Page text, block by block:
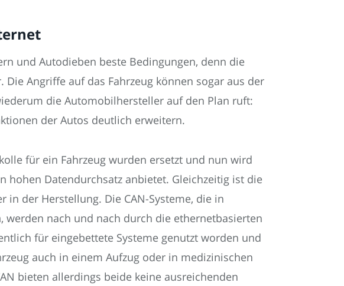
und Autodieben beste Bedingungen, denn die
Angriffe auf das Fahrzeug können sogar aus der
die Automobilhersteller auf den Plan ruft:
der Autos deutlich erweitern.
für ein Fahrzeug wurden ersetzt und nun wird
hohen Datendurchsatz anbietet. Gleichzeitig ist die
in der Herstellung. Die CAN-Systeme, die in
werden nach und nach durch die ethernetbasierten
für eingebettete Systeme genutzt worden und
auch in einem Aufzug oder in medizinischen
bieten allerdings beide keine ausreichenden